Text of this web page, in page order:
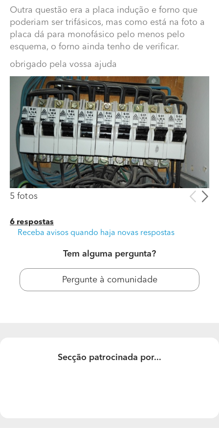
poderiam ser trifásicos, mas como está na foto a placa
dá para monofásico pelo menos pelo esquema, o forno
ainda tenho de verificar.
obrigado pela vossa ajuda
Outra questão era a placa indução e forno que
poderiam ser trifásicos, mas como está na foto a
placa dá para monofásico pelo menos pelo
esquema, o forno ainda tenho de verificar.
obrigado pela vossa ajuda
5 fotos
6 respostas
Receba avisos quando haja novas respostas
Tem alguma pergunta?
Pergunte à comunidade
Secção patrocinada por...